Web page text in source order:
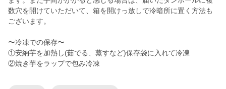
数穴を開けていただいて、箱を開けっ放しで冷暗所に置く方法も
ございます。
〜冷凍での保存〜
①安納芋を加熱し(茹でる、蒸すなど)保存袋に入れて冷凍